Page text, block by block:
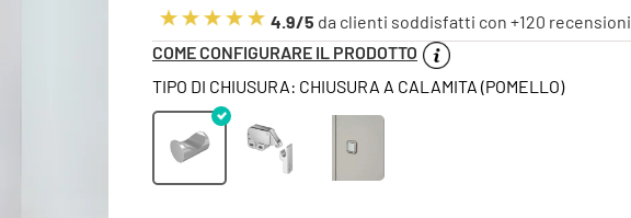
4.9/5 da clienti soddisfatti con +120 recensioni
COME CONFIGURARE IL PRODOTTO
TIPO DI CHIUSURA: CHIUSURA A CALAMITA (POMELLO)